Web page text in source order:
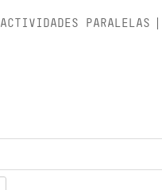
ACTIVIDADES PARALELAS